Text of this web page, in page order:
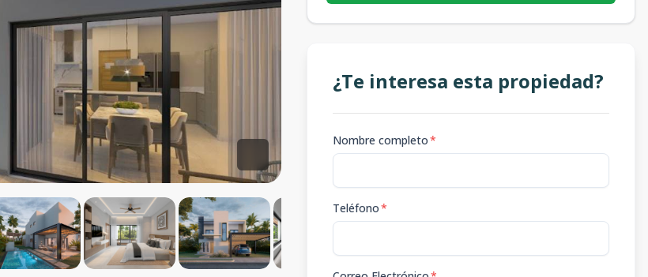
¿Te interesa esta propiedad?
Nombre completo*
Teléfono*